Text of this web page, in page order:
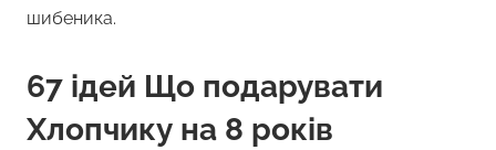
шибеника.
67 ідей Що подарувати
Хлопчику на 8 років